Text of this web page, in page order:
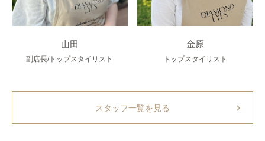
山田
副店長/トップスタイリスト
金原
トップスタイリスト
スタッフ一覧を見る chevron_right